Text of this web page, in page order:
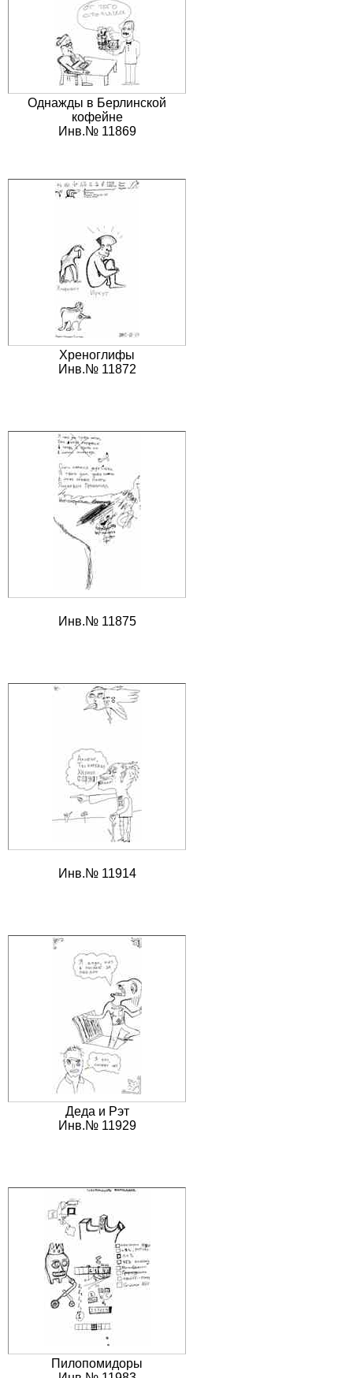
Однажды в Берлинской
кофейне
Инв.№ 11869
Хреноглифы
Инв.№ 11872
Инв.№ 11875
Инв.№ 11914
Деда и Рэт
Инв.№ 11929
Пилопомидоры